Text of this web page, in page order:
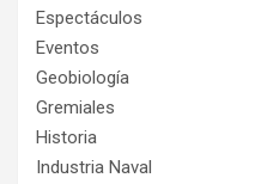
Espectáculos
Eventos
Geobiología
Gremiales
Historia
Industria Naval